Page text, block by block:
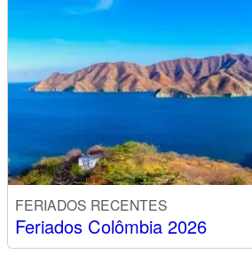
FERIADOS RECENTES
Feriados Colômbia 2026